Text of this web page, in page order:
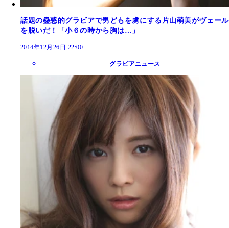
話題の蠱惑的グラビアで男どもを虜にする片山萌美がヴェール
を脱いだ！「小６の時から胸は…」
2014年12月26日 22:00
グラビアニュース